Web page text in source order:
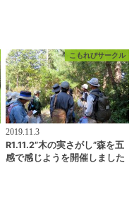
こもれびサークル
2019.11.3
R1.11.2”木の実さがし”森を五
感で感じようを開催しました